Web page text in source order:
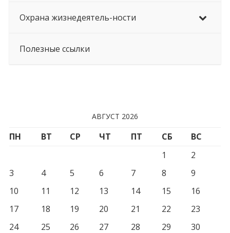
Охрана жизнедеятель-ности
Полезные ссылки
АВГУСТ 2026
ПН ВТ СР ЧТ ПТ СБ
ВС
1
2
3
4 5 6 7 8
9
10
11 12 13 14 15
16
17
18 19 20 21 22
23
24
25 26 27 28 29
30